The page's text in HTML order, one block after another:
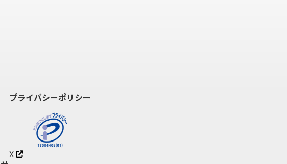
情報お問い合わせ担当窓口」を設置し、
プライバシーポリシー
X